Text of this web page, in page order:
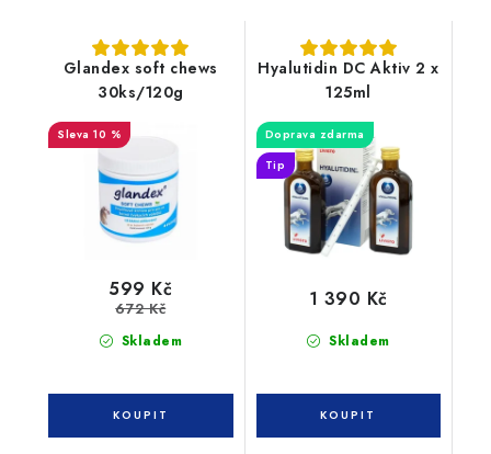
Glandex soft chews
30ks/120g
10 %
Skladem
599 Kč
672 Kč
Hyalutidin DC Aktiv 2 x
125ml
Doprava zdarma
Tip
Skladem
1 390 Kč